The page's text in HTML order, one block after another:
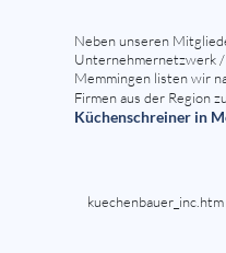
Neben unseren
Unternehmernetzwerk
Memmingen listen wir
Firmen aus der Region
Küchenschreiner in
kuechenbauer_inc.htm